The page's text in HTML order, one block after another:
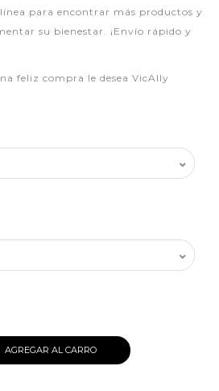
para encontrar más productos y
su bienestar. ¡Envío rápido y
feliz compra le desea VicAlly
AGREGAR AL CARRO